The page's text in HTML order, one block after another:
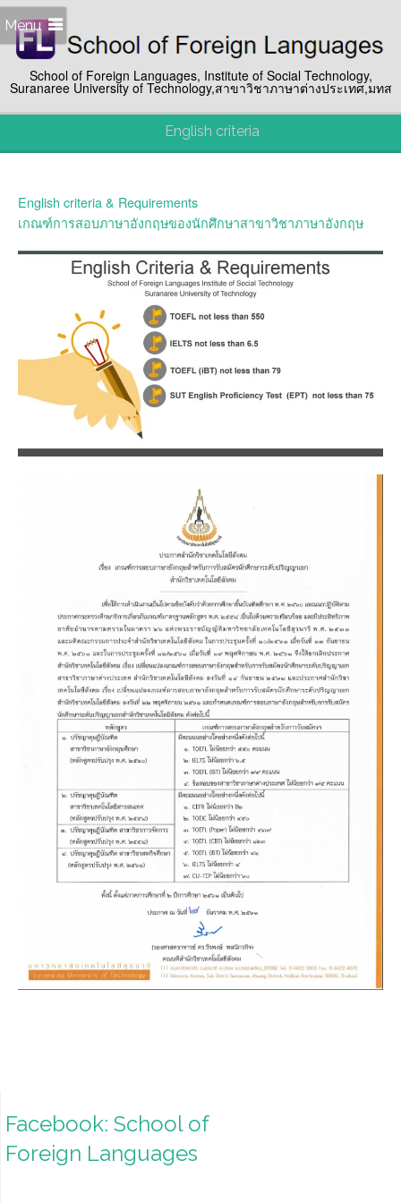
Menu
School of Foreign Languages, Institute of Social Technology,
Suranaree University of Technology,สาขาวิชาภาษาต่างประเทศ,มทส
English criteria
English criteria & Requirements
เกณฑ์การสอบภาษาอังกฤษของนักศึกษาสาขาวิชาภาษาอังกฤษ
Facebook: School of
Foreign Languages